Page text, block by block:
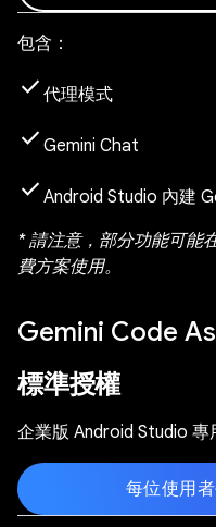
包含：
check 代理模式
check Gemini Chat
check Android Studio 內建
* 請注意，部分功能可能
費方案使用。
Gemini Code
標準授權
企業版 Android Studio 專
每位使用